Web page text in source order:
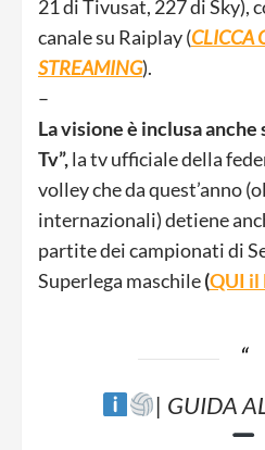
21 di Tivusat, 227 di Sky),
canale su Raiplay (CLICCA
STREAMING).
–
La visione è inclusa anche
Tv”,la tv ufficiale della
volley che da quest’anno
internazionali) detiene
partite dei campionati di
Superlega maschile(QUI il
| GUIDA